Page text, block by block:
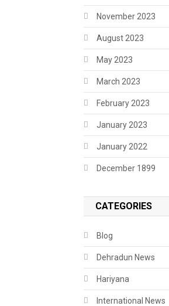
November 2023
August 2023
May 2023
March 2023
February 2023
January 2023
January 2022
December 1899
CATEGORIES
Blog
Dehradun News
Hariyana
International News